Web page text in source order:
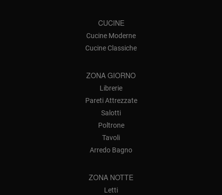
CUCINE
Cucine Moderne
Cucine Classiche
ZONA GIORNO
Librerie
Pareti Attrezzate
Salotti
Poltrone
Tavoli
Arredo Bagno
ZONA NOTTE
Letti